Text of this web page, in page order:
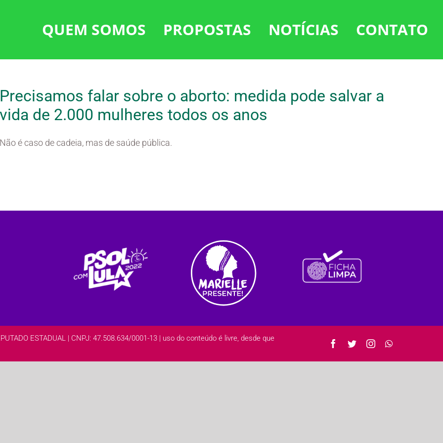
QUEM SOMOS PROPOSTAS NOTÍCIAS CONTATO
Precisamos falar sobre o aborto: medida pode salvar a
vida de 2.000 mulheres todos os anos
Não é caso de cadeia, mas de saúde pública.
ESTADUAL | CNPJ: 47.508.634/0001-13 | uso do conteúdo é livre, desde que